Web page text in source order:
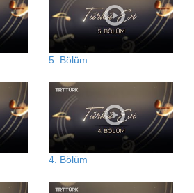
5. Bölüm
4. Bölüm